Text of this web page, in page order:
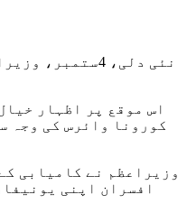
نئی دلی،
اس موقع پر اظہار
کورونا وائرس کی وجہ
وزیراعظم نے کامیابی
افسران اپنی